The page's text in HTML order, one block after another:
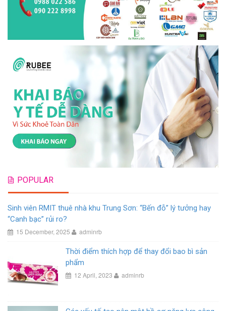
POPULAR
Sinh viên RMIT thuê nhà khu Trung Sơn: “Bến đỗ” lý tưởng hay
“Canh bạc” rủi ro?
15 December, 2025 adminrb
Thời điểm thích hợp để thay đổi bao bì sản
phẩm
12 April, 2023 adminrb